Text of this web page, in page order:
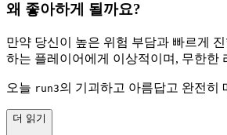
왜 좋아하게 될까요?
만약 당신이 높은 위험 부담과 빠르게
하는 플레이어에게 이상적이며, 무한한
오늘 run3의 기괴하고 아름답고 완전히
더 읽기